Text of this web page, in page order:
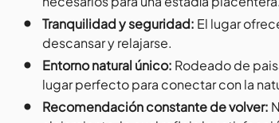
• Tranquilidad y seguridad: El lugar
descansar y relajarse.
• Entorno natural único: Rodeado de
lugar perfecto para conectar con la
• Recomendación constante de volver: